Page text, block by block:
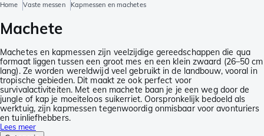
Home Vaste messen Kapmessen en machetes
Machete
Machetes en kapmessen zijn veelzijdige gereedschappen die qua
formaat liggen tussen een groot mes en een klein zwaard (26–50 cm
lang). Ze worden wereldwijd veel gebruikt in de landbouw, vooral in
tropische gebieden. Dit maakt ze ook perfect voor
survivalactiviteiten. Met een machete baan je je een weg door de
jungle of kap je moeiteloos suikerriet. Oorspronkelijk bedoeld als
werktuig, zijn kapmessen tegenwoordig onmisbaar voor avonturiers
en tuinliefhebbers.
Lees meer